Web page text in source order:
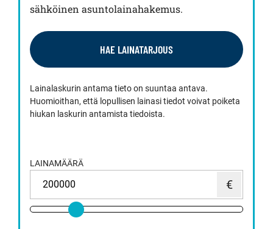
sähköinen asuntolainahakemus.
HAE LAINATARJOUS
Lainalaskurin antama tieto on suuntaa antava.
Huomioithan, että lopullisen lainasi tiedot voivat poiketa
hiukan laskurin antamista tiedoista.
LAINAMÄÄRÄ